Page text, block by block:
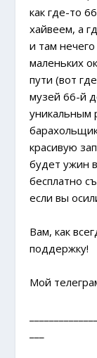
как где-то
хайвеем, а
и там
маленьких
пути (вот
музей 66-й
уникальным
красивую
будет ужин
бесплатно
если вы
Вам, как
поддержку!
Мой